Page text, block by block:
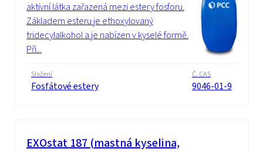
aktivní látka zařazená mezi estery fosforu.
Základem esteru je ethoxylovaný
tridecylalkohol a je nabízen v kyselé formě.
Při...
Složení
Fosfátové estery
Č. CAS
9046-01-9
EXOstat 187 (mastná kyselina,